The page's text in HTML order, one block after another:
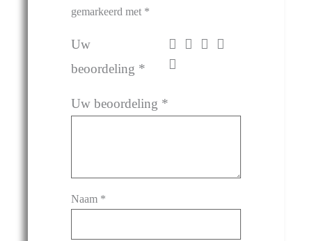
gemarkeerd met *
Uw
beoordeling *
Uw beoordeling *
Naam *